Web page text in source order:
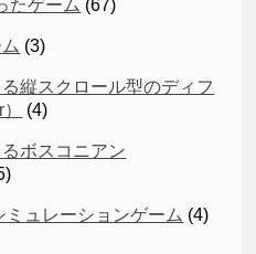
たゲーム (67)
(3)
縦スクロール型のディフ
(4)
ボスコニアン
ュレーションゲーム (4)